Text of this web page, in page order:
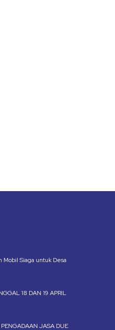
Mobil Siaga untuk Desa
18 DAN 19 APRIL
JASA DUE